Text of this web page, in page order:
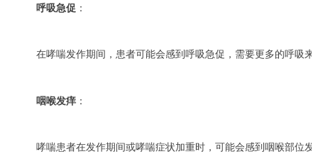
呼吸急促 ：
在哮喘发作期间，患者可能会感到呼吸急促，需要更多的呼吸
咽喉发痒 ：
哮喘患者在发作期间或哮喘症状加重时，可能会感到咽喉部位